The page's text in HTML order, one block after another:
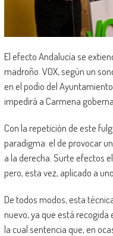
El efecto Andalucía se
madroño. VOX, según un
en el podio del
impedirá a Carmena
Con la repetición de este
paradigma: el de provocar
a la derecha. Surte efectos
pero, esta vez, aplicado a
De todos modos, esta
nuevo, ya que está
la cual sentencia que, en